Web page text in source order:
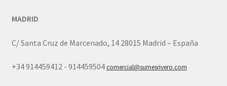
MADRID
C/ Santa Cruz de Marcenado, 14 28015 Madrid – España
+34 914459412 - 914459504comercial@sumesrivero.com